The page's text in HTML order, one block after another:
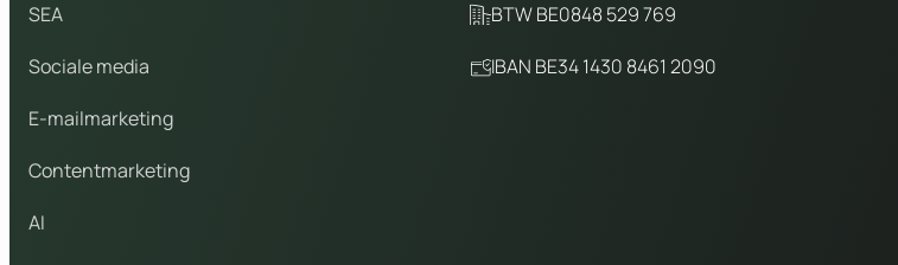
SEA
Sociale media
E-mailmarketing
Contentmarketing
AI
BTW BE0848 529 769
IBAN BE34 1430 8461 2090